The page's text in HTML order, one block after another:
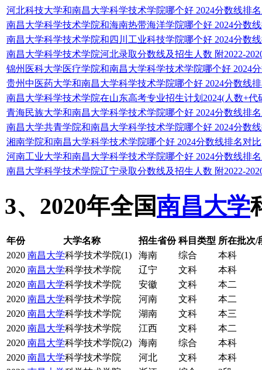
河北科技大学和南昌大学科学技术学院哪个好 2024分数线排
南昌大学科学技术学院和海南热带海洋学院哪个好 2024分数
南昌大学科学技术学院和四川工业科技学院哪个好 2024分数
南昌大学科学技术学院河北录取分数线及招生人数 附2022-
锦州医科大学医疗学院和南昌大学科学技术学院哪个好 2024
贵州中医药大学和南昌大学科学技术学院哪个好 2024分数线
南昌大学科学技术学院在山东高考专业招生计划2024(人数+代
青海民族大学和南昌大学科学技术学院哪个好 2024分数线排
南昌大学共青学院和南昌大学科学技术学院哪个好 2024分数
湘南学院和南昌大学科学技术学院哪个好 2024分数线排名对比
河南工业大学和南昌大学科学技术学院哪个好 2024分数线排
南昌大学科学技术学院辽宁录取分数线及招生人数 附2022-
3、2020年全国南昌大学
年份 大学名称 招生省份 科目类型 所在批次/
2020 南昌大学科学技术学院(1) 海南 综合
本科
2020 南昌大学科学技术学院 辽宁 文科
本科
2020 南昌大学科学技术学院 安徽 文科
本二
2020 南昌大学科学技术学院 河南 文科
本二
2020 南昌大学科学技术学院 湖南 文科
本三
2020 南昌大学科学技术学院 江西 文科
本二
2020 南昌大学科学技术学院(2) 海南 综合
本科
2020 南昌大学科学技术学院 河北 文科
本科